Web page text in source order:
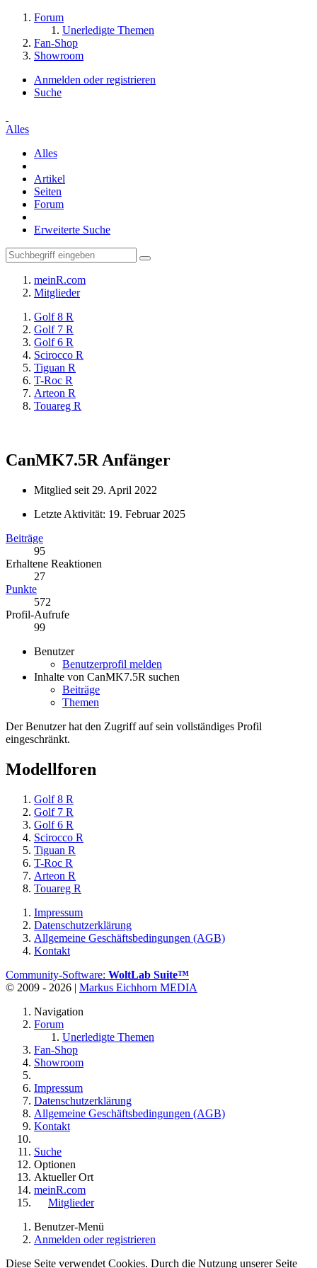
Forum
Unerledigte Themen
Fan-Shop
Showroom
Anmelden oder registrieren
Suche
Alles
Alles
Artikel
Seiten
Forum
Erweiterte Suche
meinR.com
Mitglieder
Golf 8 R
Golf 7 R
Golf 6 R
Scirocco R
Tiguan R
T-Roc R
Arteon R
Touareg R
CanMK7.5R Anfänger
Mitglied seit 29. April 2022
Letzte Aktivität: 19. Februar 2025
Beiträge
95
Erhaltene Reaktionen
27
Punkte
572
Profil-Aufrufe
99
Benutzer
Benutzerprofil melden
Inhalte von CanMK7.5R suchen
Beiträge
Themen
Der Benutzer hat den Zugriff auf sein vollständiges Profil
eingeschränkt.
Modellforen
Golf 8 R
Golf 7 R
Golf 6 R
Scirocco R
Tiguan R
T-Roc R
Arteon R
Touareg R
Impressum
Datenschutzerklärung
Allgemeine Geschäftsbedingungen (AGB)
Kontakt
Community-Software: WoltLab Suite™
© 2009 - 2026 | Markus Eichhorn MEDIA
Navigation
Forum
Unerledigte Themen
Fan-Shop
Showroom
Impressum
Datenschutzerklärung
Allgemeine Geschäftsbedingungen (AGB)
Kontakt
Suche
Optionen
Aktueller Ort
meinR.com
Mitglieder
Benutzer-Menü
Anmelden oder registrieren
Diese Seite verwendet Cookies. Durch die Nutzung unserer Seite